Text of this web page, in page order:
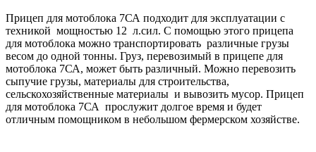
Прицеп для мотоблока 7СА подходит для эксплуатации с
техникой мощностью 12 л.сил. С помощью этого прицепа
для мотоблока можно транспортировать различные грузы
весом до одной тонны. Груз, перевозимый в прицепе для
мотоблока 7СА, может быть различный. Можно перевозить
сыпучие грузы, материалы для строительства,
сельскохозяйственные материалы и вывозить мусор. Прицеп
для мотоблока 7СА прослужит долгое время и будет
отличным помощником в небольшом фермерском хозяйстве.